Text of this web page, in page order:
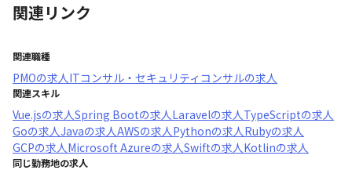
関連リンク
関連職種
PMOの求人ITコンサル・セキュリティコンサルの求人
関連スキル
Vue.jsの求人Spring Bootの求人Laravelの求人TypeScriptの求人
Goの求人Javaの求人AWSの求人Pythonの求人Rubyの求人
GCPの求人Microsoft Azureの求人Swiftの求人Kotlinの求人
同じ勤務地の求人